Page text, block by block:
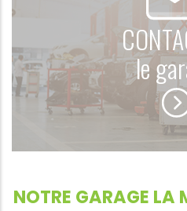
le
NOTRE GARAGE LA